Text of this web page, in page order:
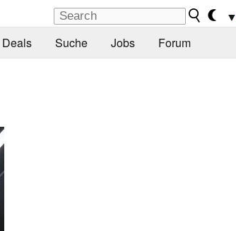
▼
Deals Suche Jobs Forum